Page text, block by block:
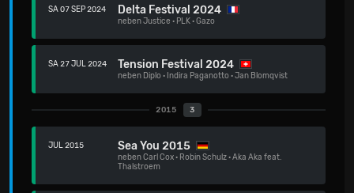
SA 07 SEP 2024 Delta Festival 2024
nebenJustice · PLK·Gazo
SA 27 JUL 2024 Tension Festival 2024
neben Diplo · Indira Paganotto ·Jan Blomqvist
2015 3
JUL 2015 Sea You 2015
nebenCarl Cox· Robin Schulz·Aka Aka feat.
Thalstroem